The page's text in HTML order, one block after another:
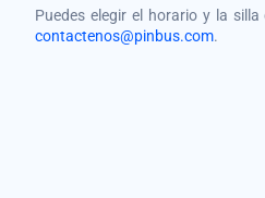
Puedes elegir el horario y la
contactenos@pinbus.com.